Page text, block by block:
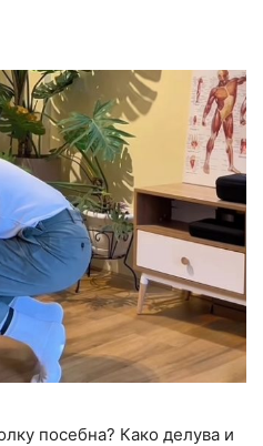
посебна? Како делува и